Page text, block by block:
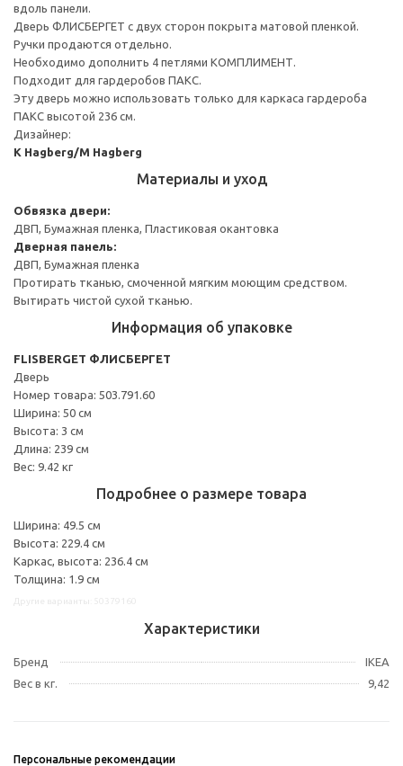
вдоль панели.
Дверь ФЛИСБЕРГЕТ с двух сторон покрыта матовой пленкой.
Ручки продаются отдельно.
Необходимо дополнить 4 петлями КОМПЛИМЕНТ.
Подходит для гардеробов ПАКС.
Эту дверь можно использовать только для каркаса гардероба
ПАКС высотой 236 см.
Дизайнер:
K Hagberg/M Hagberg
Материалы и уход
Обвязка двери:
ДВП, Бумажная пленка, Пластиковая окантовка
Дверная панель:
ДВП, Бумажная пленка
Протирать тканью, смоченной мягким моющим средством.
Вытирать чистой сухой тканью.
Информация об упаковке
FLISBERGET ФЛИСБЕРГЕТ
Дверь
Номер товара: 503.791.60
Ширина: 50 см
Высота: 3 см
Длина: 239 см
Вес: 9.42 кг
Подробнее о размере товара
Ширина: 49.5 см
Высота: 229.4 см
Каркас, высота: 236.4 см
Толщина: 1.9 см
Характеристики
Бренд
IKEA
Вес в кг.
9,42
Персональные рекомендации